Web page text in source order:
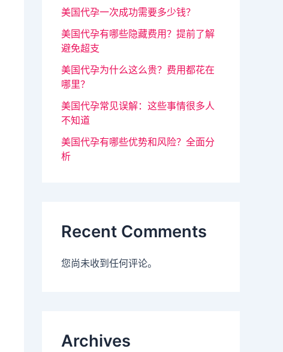
。
美国代孕一次成功需要多少钱？
美国代孕有哪些隐藏费用？提前了解
避免超支
美国代孕为什么这么贵？费用都花在
哪里？
美国代孕常见误解：这些事情很多人
不知道
美国代孕有哪些优势和风险？全面分
析
Recent Comments
您尚未收到任何评论。
Archives